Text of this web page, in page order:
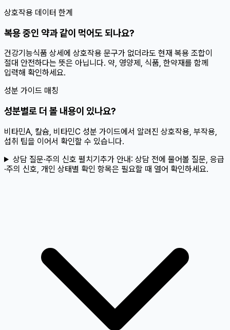
상호작용 데이터 한계
복용 중인 약과 같이 먹어도 되나요?
건강기능식품 상세에 상호작용 문구가 없더라도 현재 복용 조합이
절대 안전하다는 뜻은 아닙니다. 약, 영양제, 식품, 한약재를 함께
입력해 확인하세요.
성분 가이드 매칭
성분별로 더 볼 내용이 있나요?
비타민A, 칼슘, 비타민C 성분 가이드에서 알려진 상호작용, 부작용,
섭취 팁을 이어서 확인할 수 있습니다.
상담 질문·주의 신호 펼치기추가 안내: 상담 전에 물어볼 질문, 응급
·주의 신호, 개인 상태별 확인 항목은 필요할 때 열어 확인하세요.